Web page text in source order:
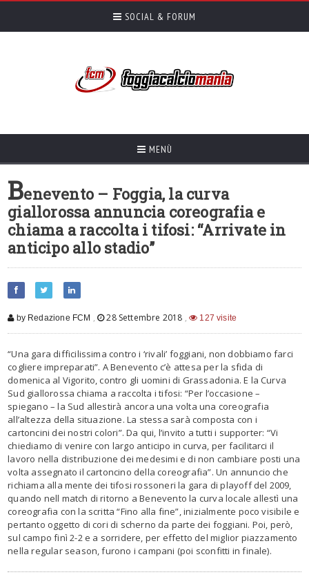
SOCIAL & FORUM
MENÙ
Benevento – Foggia, la curva
giallorossa annuncia coreografia e
chiama a raccolta i tifosi: “Arrivate in
anticipo allo stadio”
by Redazione FCM , 28 Settembre 2018 , 127 visite
“Una gara difficilissima contro i ‘rivali’ foggiani, non dobbiamo farci
cogliere impreparati”. A Benevento c’è attesa per la sfida di
domenica al Vigorito, contro gli uomini di Grassadonia. E la Curva
Sud giallorossa chiama a raccolta i tifosi: “Per l’occasione –
spiegano – la Sud allestirà ancora una volta una coreografia
all’altezza della situazione. La stessa sarà composta con i
cartoncini dei nostri colori”. Da qui, l’invito a tutti i supporter: “Vi
chiediamo di venire con largo anticipo in curva, per facilitarci il
lavoro nella distribuzione dei medesimi e di non cambiare posti una
volta assegnato il cartoncino della coreografia”. Un annuncio che
richiama alla mente dei tifosi rossoneri la gara di playoff del 2009,
quando nell match di ritorno a Benevento la curva locale allestì una
coreografia con la scritta “Fino alla fine”, inizialmente poco visibile e
pertanto oggetto di cori di scherno da parte dei foggiani. Poi, però,
sul campo finì 2-2 e a sorridere, per effetto del miglior piazzamento
nella regular season, furono i campani (poi sconfitti in finale).